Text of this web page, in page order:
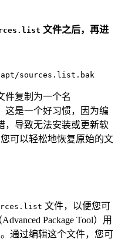
文件之后，再进
件复制为一个名
这是一个好习惯，因为编
，导致无法安装或更新软
可以轻松地恢复原始的文
文件，以便您可
Package Tool）用
通过编辑这个文件，您可